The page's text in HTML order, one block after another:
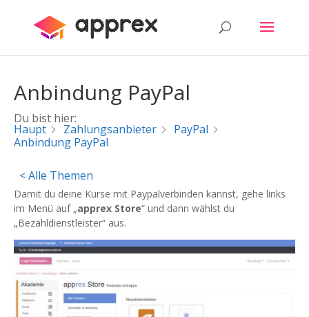
Anbindung PayPal
Du bist hier:
Haupt Zahlungsanbieter
PayPal
Anbindung PayPal
< Alle Themen
Damit du deine Kurse mit Paypalverbinden kannst, gehe links
im Menü auf „apprex Store“ und dann wählst du
„Bezahldienstleister“ aus.